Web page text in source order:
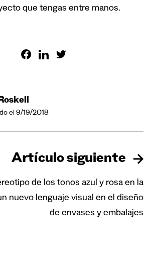
que tengas entre manos.
el 9/19/2018
Artículo siguiente
de los tonos azul y rosa en la
nuevo lenguaje visual en el diseño
de envases y embalajes